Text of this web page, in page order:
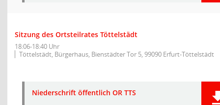
Sitzung des Ortsteilrates Töttelstädt
18:06-18:40 Uhr
Töttelstädt, Bürgerhaus, Bienstädter Tor 5, 99090 Erfurt-Töttelstädt
Niederschrift öffentlich OR TTS